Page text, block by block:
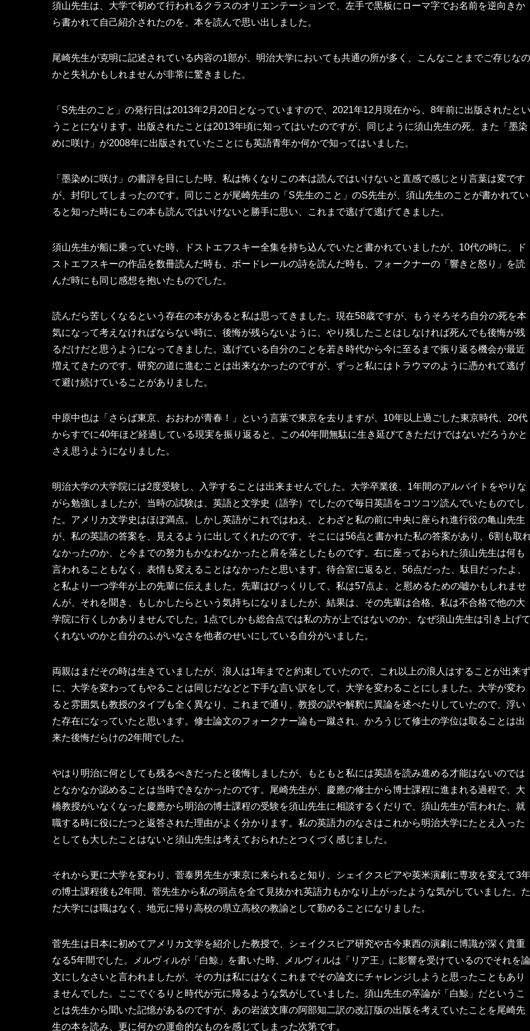
須山先生は、大学で初めて行われるクラスのオリエンテーションで、左手で黒板にローマ字でお名前を逆向きか
ら書かれて自己紹介されたのを、本を読んで思い出しました。
尾崎先生が克明に記述されている内容の1部が、明治大学においても共通の所が多く、こんなことまでご存じなの
かと失礼かもしれませんが非常に驚きました。
「S先生のこと」の発行日は2013年2月20日となっていますので、2021年12月現在から、8年前に出版されたとい
うことになります。出版されたことは2013年頃に知ってはいたのですが、同じように須山先生の死、また「墨染
めに咲け」が2008年に出版されていたことにも英語青年か何かで知ってはいました。
「墨染めに咲け」の書評を目にした時、私は怖くなりこの本は読んではいけないと直感で感じとり言葉は変です
が、封印してしまったのです。同じことが尾崎先生の「S先生のこと」のS先生が、須山先生のことが書かれてい
ると知った時にもこの本も読んではいけないと勝手に思い、これまで逃げて逃げてきました。
須山先生が船に乗っていた時、ドストエフスキー全集を持ち込んでいたと書かれていましたが、10代の時に、ド
ストエフスキーの作品を数冊読んだ時も、ボードレールの詩を読んだ時も、フォークナーの「響きと怒り」を読
んだ時にも同じ感想を抱いたものでした。
読んだら苦しくなるという存在の本があると私は思ってきました。現在58歳ですが、もうそろそろ自分の死を本
気になって考えなければならない時に、後悔が残らないように、やり残したことはしなければ死んでも後悔が残
るだけだと思うようになってきました。逃げている自分のことを若き時代から今に至るまで振り返る機会が最近
増えてきたのです。研究の道に進むことは出来なかったのですが、ずっと私にはトラウマのように憑かれて逃げ
て避け続けていることがありました。
中原中也は「さらば東京、おおわが青春！」という言葉で東京を去りますが、10年以上過ごした東京時代、20代
からすでに40年ほど経過している現実を振り返ると、この40年間無駄に生き延びてきただけではないだろうかと
さえ思うようになりました。
明治大学の大学院には2度受験し、入学することは出来ませんでした。大学卒業後、1年間のアルバイトをやりな
がら勉強しましたが、当時の試験は、英語と文学史（語学）でしたので毎日英語をコツコツ読んでいたものでし
た。アメリカ文学史はほぼ満点。しかし英語がこれではねえ、とわざと私の前に中央に座られ進行役の亀山先生
が、私の英語の答案を、見えるように出してくれたのです。そこには56点と書かれた私の答案があり、6割も取
なかったのか、と今までの努力もかなわなかったと肩を落としたものです。右に座っておられた須山先生は何も
言われることもなく、表情も変えることはなかったと思います。待合室に返ると、56点だった、駄目だったよ、
と私より一つ学年が上の先輩に伝えました。先輩はびっくりして、私は57点よ、と慰めるための嘘かもしれませ
んが、それを聞き、もしかしたらという気持ちになりましたが、結果は、その先輩は合格、私は不合格で他の大
学院に行くしかありませんでした。1点でしかも総合点では私の方が上ではないのか、なぜ須山先生は引き上げて
くれないのかと自分のふがいなさを他者のせいにしている自分がいました。
両親はまだその時は生きていましたが、浪人は1年までと約束していたので、これ以上の浪人はすることが出来ず
に、大学を変わってもやることは同じだなどと下手な言い訳をして、大学を変わることにしました。大学が変わ
ると雰囲気も教授のタイプも全く異なり、これまで通り、教授の訳や解釈に異論を述べたりしていたので、浮い
た存在になっていたと思います。修士論文のフォークナー論も一蹴され、かろうじて修士の学位は取ることは出
来た後悔だらけの2年間でした。
やはり明治に何としても残るべきだったと後悔しましたが、もともと私には英語を読み進める才能はないのでは
となかなか認めることは当時できなかったのです。尾崎先生が、慶應の修士から博士課程に進まれる過程で、大
橋教授がいなくなった慶應から明治の博士課程の受験を須山先生に相談するくだりで、須山先生が言われた、就
職する時に役にたつと返答された理由がよく分かります。私の英語力のなさはこれから明治大学にたとえ入った
としても大したことはないと須山先生は考えておられたとつくづく感じました。
それから更に大学を変わり、菅泰男先生が東京に来られると知り、シェイクスピアや英米演劇に専攻を変えて3年
の博士課程後も2年間、菅先生から私の弱点を全て見抜かれ英語力もかなり上がったような気がしていました。た
だ大学には職はなく、地元に帰り高校の県立高校の教諭として勤めることになりました。
菅先生は日本に初めてアメリカ文学を紹介した教授で、シェイクスピア研究や古今東西の演劇に博識が深く貴重
なる5年間でした。メルヴィルが「白鯨」を書いた時、メルヴィルは「リア王」に影響を受けているのでそれを論
文にしなさいと言われましたが、その力は私にはなくこれまでその論文にチャレンジしようと思ったこともあり
ませんでした。ここでぐるりと時代が元に帰るような気がしていました。須山先生の卒論が「白鯨」だというこ
とは先生から聞いた記憶があるのですが、あの岩波文庫の阿部知二訳の改訂版の出版を考えていたことを尾崎先
生の本を読み、更に何かの運命的なものを感じてしまった次第です。